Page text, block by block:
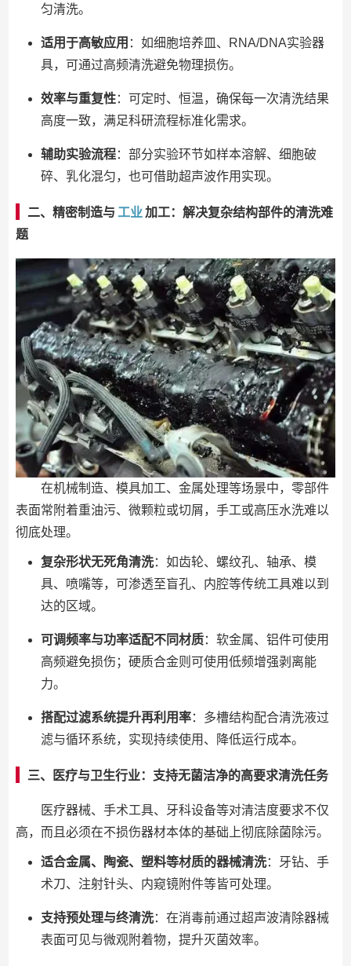
匀清洗。
适用于高敏应用 ：如细胞培养皿、RNA/DNA实验器
具，可通过高频清洗避免物理损伤。
效率与重复性：可定时、恒温，确保每一次清洗结果
高度一致，满足科研流程标准化需求。
辅助实验流程：部分实验环节如样本溶解、细胞破
碎、乳化混匀，也可借助超声波作用实现。
二、精密制造与 工业加工：解决复杂结构部件的清洗难
题
在机械制造、模具加工、金属处理等场景中，零部件
表面常附着重油污、微颗粒或切屑，手工或高压水洗难以
彻底处理。
复杂形状无死角清洗：如齿轮、螺纹孔、轴承、模
具、喷嘴等，可渗透至盲孔、内腔等传统工具难以到
达的区域。
可调频率与功率适配不同材质：软金属、铝件可使用
高频避免损伤；硬质合金则可使用低频增强剥离能
力。
搭配过滤系统提升再利用率：多槽结构配合清洗液过
滤与循环系统，实现持续使用、降低运行成本。
三、医疗与卫生行业：支持无菌洁净的高要求清洗任务
医疗器械、手术工具、牙科设备等对清洁度要求不仅
高，而且必须在不损伤器材本体的基础上彻底除菌除污。
适合金属、陶瓷、塑料等材质的器械清洗：牙钻、手
术刀、注射针头、内窥镜附件等皆可处理。
支持预处理与终清洗：在消毒前通过超声波清除器械
表面可见与微观附着物，提升灭菌效率。